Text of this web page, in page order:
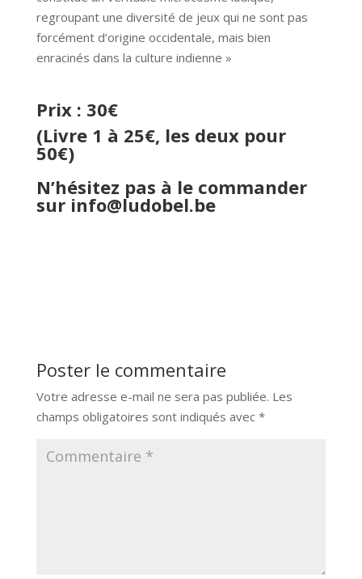
regroupant une diversité de jeux qui ne sont pas
forcément d’origine occidentale, mais bien
enracinés dans la culture indienne »
Prix : 30€
(Livre 1 à 25€, les deux pour
50€)
N’hésitez pas à le commander
sur info@ludobel.be
Poster le commentaire
Votre adresse e-mail ne sera pas publiée. Les
champs obligatoires sont indiqués avec *